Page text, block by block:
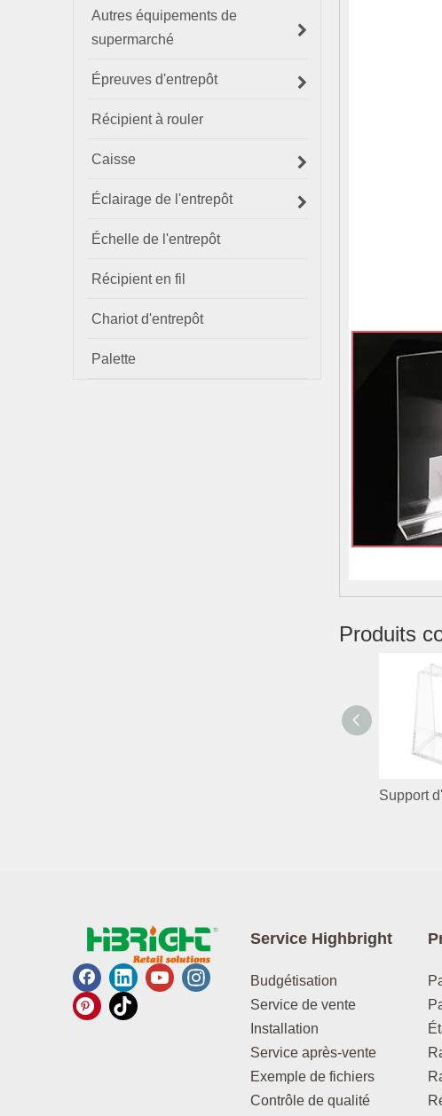
Autres équipements de
supermarché
Épreuves d'entrepôt
Récipient à rouler
Caisse
Éclairage de l'entrepôt
Échelle de l'entrepôt
Récipient en fil
Chariot d'entrepôt
Palette
Produits
Service Highbright
Budgétisation
Service de vente
Installation
Service après-vente
Exemple de fichiers
Contrôle de qualité